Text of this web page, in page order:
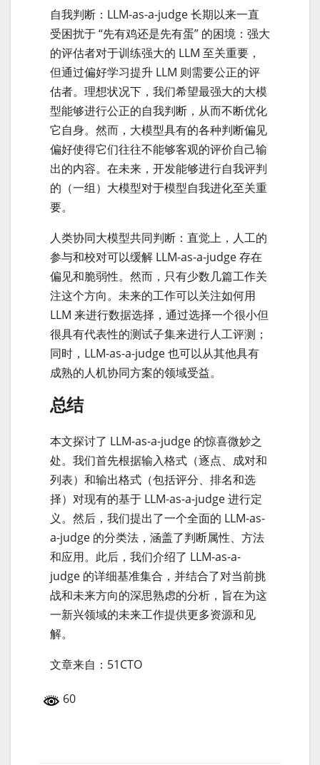
自我判断：LLM-as-a-judge 长期以来一直
受困扰于 “先有鸡还是先有蛋” 的困境：强大
的评估者对于训练强大的 LLM 至关重要，
但通过偏好学习提升 LLM 则需要公正的评
估者。理想状况下，我们希望最强大的大模
型能够进行公正的自我判断，从而不断优化
它自身。然而，大模型具有的各种判断偏见
偏好使得它们往往不能够客观的评价自己输
出的内容。在未来，开发能够进行自我评判
的（一组）大模型对于模型自我进化至关重
要。
人类协同大模型共同判断：直觉上，人工的
参与和校对可以缓解 LLM-as-a-judge 存在
偏见和脆弱性。然而，只有少数几篇工作关
注这个方向。未来的工作可以关注如何用
LLM 来进行数据选择，通过选择一个很小但
很具有代表性的测试子集来进行人工评测；
同时，LLM-as-a-judge 也可以从其他具有
成熟的人机协同方案的领域受益。
总结
本文探讨了 LLM-as-a-judge 的惊喜微妙之
处。我们首先根据输入格式（逐点、成对和
列表）和输出格式（包括评分、排名和选
择）对现有的基于 LLM-as-a-judge 进行定
义。然后，我们提出了一个全面的 LLM-as-
a-judge 的分类法，涵盖了判断属性、方法
和应用。此后，我们介绍了 LLM-as-a-
judge 的详细基准集合，并结合了对当前挑
战和未来方向的深思熟虑的分析，旨在为这
一新兴领域的未来工作提供更多资源和见
解。
文章来自：51CTO
60